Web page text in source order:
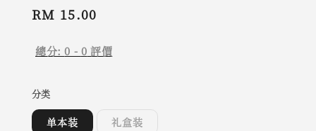
Regular
RM 15.00
總分:0 - 0 評價
分类
单本装 礼盒装